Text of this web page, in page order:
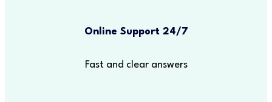
Online Support 24/7
Fast and clear answers